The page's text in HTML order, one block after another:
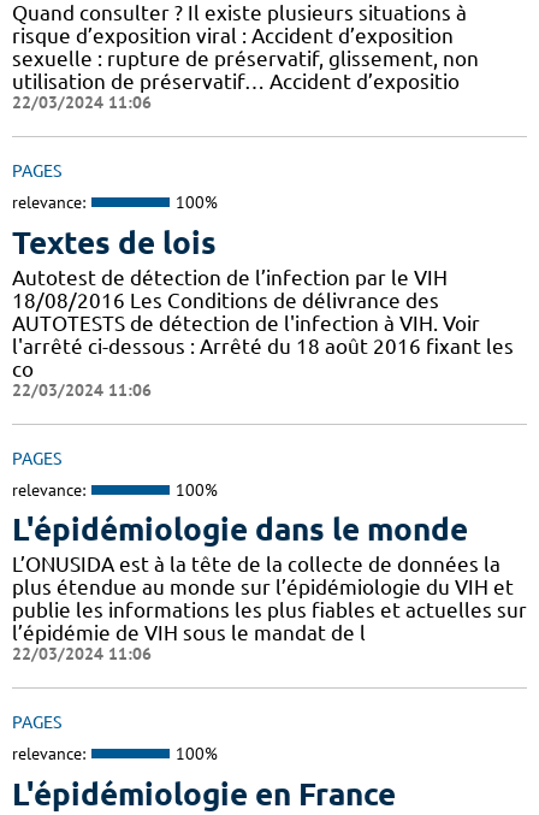
Quand consulter ? Il existe plusieurs situations à
risque d’exposition viral : Accident d’exposition
sexuelle : rupture de préservatif, glissement, non
utilisation de préservatif… Accident d’expositio
22/03/2024 11:06
PAGES
relevance: 100%
Textes de lois
Autotest de détection de l’infection par le VIH
18/08/2016 Les Conditions de délivrance des
AUTOTESTS de détection de l'infection à VIH. Voir
l'arrêté ci-dessous : Arrêté du 18 août 2016 fixant les
co
22/03/2024 11:06
PAGES
relevance: 100%
L'épidémiologie dans le monde
L’ONUSIDA est à la tête de la collecte de données la
plus étendue au monde sur l’épidémiologie du VIH et
publie les informations les plus fiables et actuelles sur
l’épidémie de VIH sous le mandat de l
22/03/2024 11:06
PAGES
relevance: 100%
L'épidémiologie en France